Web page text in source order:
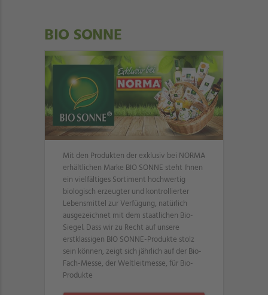
BIO SONNE
Mit den Produkten der exklusiv bei NORMA
erhältlichen Marke BIO SONNE steht Ihnen
ein vielfältiges Sortiment hochwertig
biologisch erzeugter und kontrollierter
Lebensmittel zur Verfügung, natürlich
ausgezeichnet mit dem staatlichen Bio-
Siegel. Dass wir zu Recht auf unsere
erstklassigen BIO SONNE-Produkte stolz
sein können, zeigt sich jährlich auf der Bio-
Fach-Messe, der Weltleitmesse, für Bio-
Produkte